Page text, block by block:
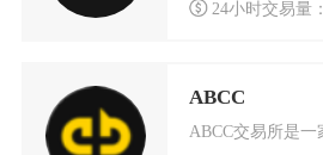
24小时交易量：
ABCC